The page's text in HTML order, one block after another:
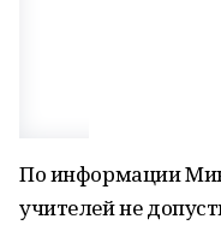
По информации
учителей не